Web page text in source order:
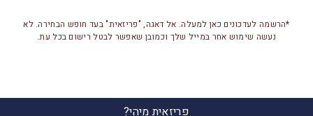
*הרשמה לעדכונים כאן למעלה. אל דאגה, "פריזאית" בעד חופש הבחירה. לא
נעשה שימוש אחר במייל שלך וכמובן שאפשר לבטל רישום בכל עת.
פריזאית מיהי?